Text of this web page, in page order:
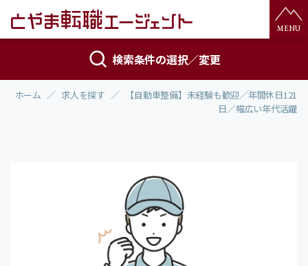
検索条件の選択／変更
ホーム 求人を探す
【自動車整備】未経験も歓迎／年間休日121
日／幅広い年代活躍